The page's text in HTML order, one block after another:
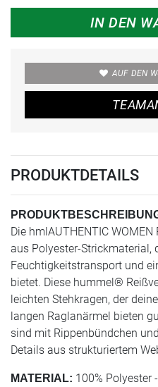
IN DEN
AUF DEN
PRODUKTDETAILS
Die hmlAUTHENTIC
aus Polyester-Strickmaterial,
Feuchtigkeitstransport und
bietet. Diese hummel®
leichten Stehkragen, der
langen Raglanärmel bieten
sind mit Rippenbündchen
Details aus strukturiertem
MATERIAL: 100% Polyester